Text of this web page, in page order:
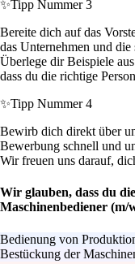
✨Tipp Nummer 3
Bereite dich auf das
das Unternehmen und
Überlege dir Beispiele
dass du die richtige
✨Tipp Nummer 4
Bewirb dich direkt über
Bewerbung schnell und
Wir freuen uns darauf,
Wir glauben, dass du
Maschinenbediener (m/
Bedienung von
Bestückung der